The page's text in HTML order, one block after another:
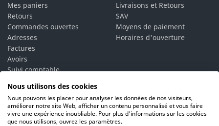
Mes paniers
Retours
Commandes ouvertes
Adresses
Factures
Avoirs
Suivi comptable
Vos alertes
Vos interlocuteurs
Livraisons et Retours
SAV
Moyens de paiement
Horaires d'ouverture
Nous utilisons des cookies
Nous pouvons les placer pour analyser les données de nos visiteurs,
améliorer notre site Web, afficher un contenu personnalisé et vous faire
vivre une expérience inoubliable. Pour plus d'informations sur les cookies
que nous utilisons, ouvrez les paramètres.